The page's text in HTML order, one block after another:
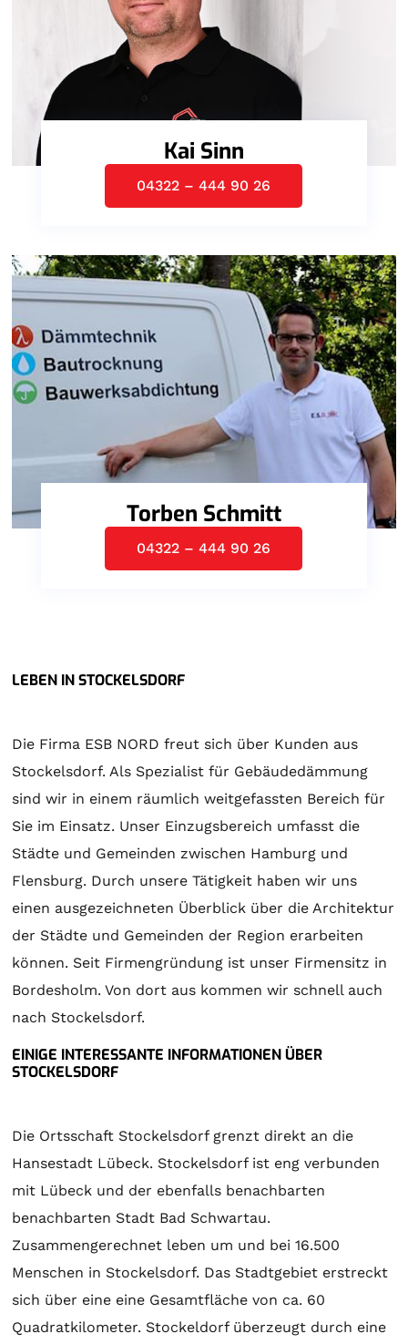
Kai Sinn
04322 – 444 90 26
Torben Schmitt
04322 – 444 90 26
LEBEN IN STOCKELSDORF
Die Firma ESB NORD freut sich über Kunden aus
Stockelsdorf. Als Spezialist für Gebäudedämmung
sind wir in einem räumlich weitgefassten Bereich für
Sie im Einsatz. Unser Einzugsbereich umfasst die
Städte und Gemeinden zwischen Hamburg und
Flensburg. Durch unsere Tätigkeit haben wir uns
einen ausgezeichneten Überblick über die Architektur
der Städte und Gemeinden der Region erarbeiten
können. Seit Firmengründung ist unser Firmensitz in
Bordesholm. Von dort aus kommen wir schnell auch
nach Stockelsdorf.
EINIGE INTERESSANTE INFORMATIONEN ÜBER
STOCKELSDORF
Die Ortsschaft Stockelsdorf grenzt direkt an die
Hansestadt Lübeck. Stockelsdorf ist eng verbunden
mit Lübeck und der ebenfalls benachbarten
benachbarten Stadt Bad Schwartau.
Zusammengerechnet leben um und bei 16.500
Menschen in Stockelsdorf. Das Stadtgebiet erstreckt
sich über eine eine Gesamtfläche von ca. 60
Quadratkilometer. Stockeldorf überzeugt durch eine